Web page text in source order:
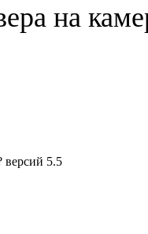
на
версий 5.5